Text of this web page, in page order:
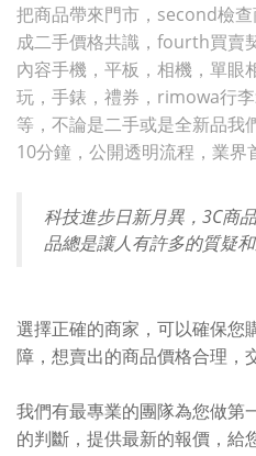
把商品帶來門市，second檢
成二手價格共識，fourth買賣
內容手機，平板，相機，單眼
玩，手錶，禮券，rimowa行
等，不論是二手或是全新品我
10分鐘，公開透明流程，業界
科技進步日新月異，3C商
品總是讓人有許多的質疑和
選擇正確的商家，可以確保您
障，想賣出的商品價格合理，
我們有最專業的團隊為您做第
的判斷，提供最新的報價，給